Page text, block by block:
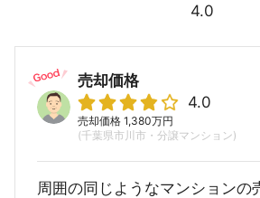
4.0
売却価格
4.0
売却価格 1,380万円
(千葉県市川市・分譲マンション)
周囲の同じようなマンションの